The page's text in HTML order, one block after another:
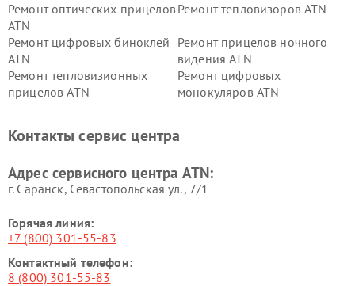
Ремонт оптических прицелов
ATN
Ремонт тепловизоров ATN
Ремонт цифровых биноклей
ATN
Ремонт прицелов ночного
видения ATN
Ремонт тепловизионных
прицелов ATN
Ремонт цифровых
монокуляров ATN
Контакты сервис центра
Адрес сервисного центра ATN:
г. Саранск, Севастопольская ул., 7/1
Горячая линия:
+7 (800) 301-55-83
Контактный телефон:
8 (800) 301-55-83